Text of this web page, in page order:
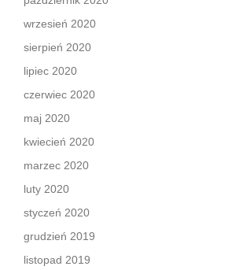
wrzesień 2020
sierpień 2020
lipiec 2020
czerwiec 2020
maj 2020
kwiecień 2020
marzec 2020
luty 2020
styczeń 2020
grudzień 2019
listopad 2019